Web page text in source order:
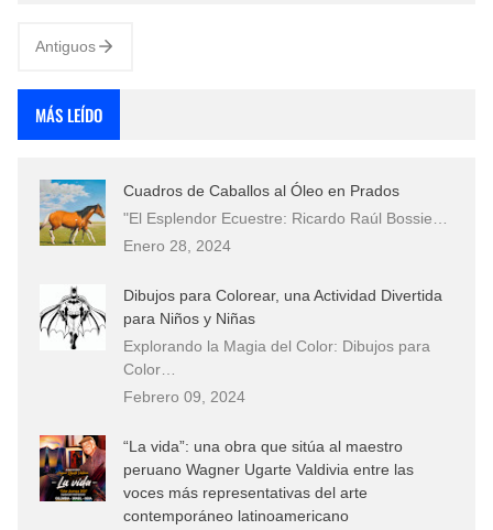
Antiguos
MÁS LEÍDO
Cuadros de Caballos al Óleo en Prados
"El Esplendor Ecuestre: Ricardo Raúl Bossie…
Enero 28, 2024
Dibujos para Colorear, una Actividad Divertida
para Niños y Niñas
Explorando la Magia del Color: Dibujos para
Color…
Febrero 09, 2024
“La vida”: una obra que sitúa al maestro
peruano Wagner Ugarte Valdivia entre las
voces más representativas del arte
contemporáneo latinoamericano